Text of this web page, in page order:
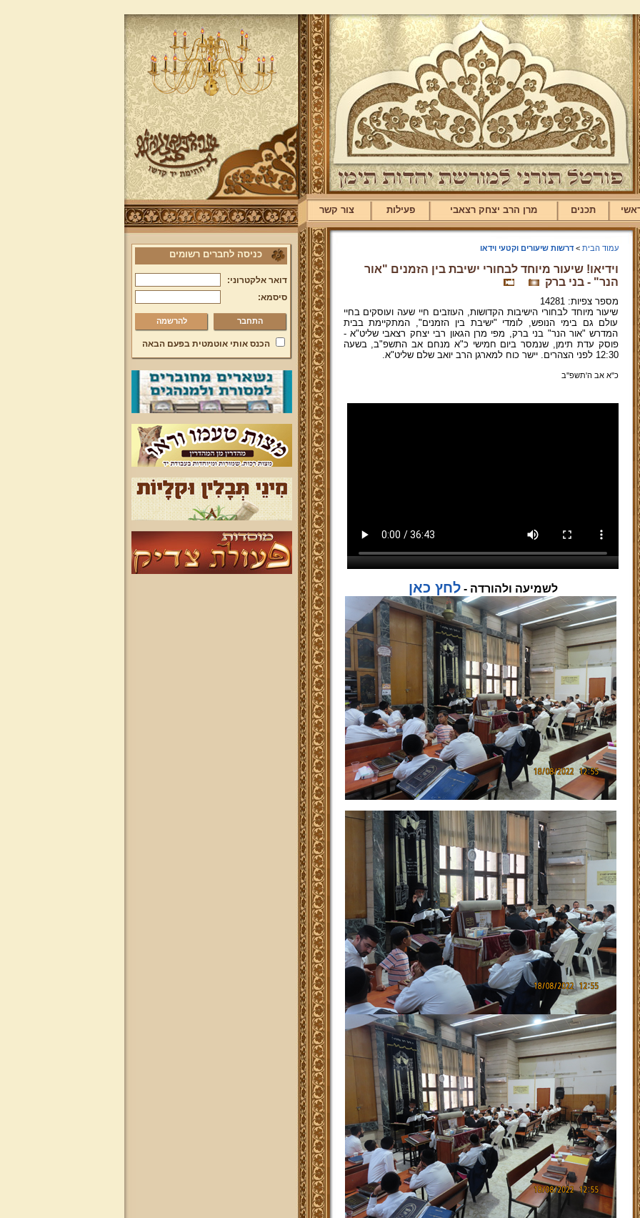
תכנים מרן הרב יצחק רצאבי פעילות צור קשר
עמוד הבית >דרשות שיעורים וקטעי וידאו
וידיאו! שיעור מיוחד לבחורי ישיבת בין הזמנים "אור
הנר" - בני ברק
מספר צפיות: 14281
שיעור מיוחד לבחורי הישיבות הקדושות, העוזבים חיי שעה ועוסקים בחיי
עולם גם בימי הנופש, לומדי "ישיבת בין הזמנים", המתקיימת בבית
המדרש "אור הנר" בני ברק, מפי מרן הגאון רבי יצחק רצאבי שליט"א -
פוסק עדת תימן, שנמסר ביום חמישי כ"א מנחם אב התשפ"ב, בשעה
12:30 לפני הצהרים. יישר כוח למארגן הרב יואב שלם שליט"א.
כ"א אב ה'תשפ''ב
לשמיעה ולהורדה -לחץ כאן
כניסה לחברים רשומים
דואר אלקטרוני:
סיסמא:
להרשמה
הכנס אותי אוטמטית בפעם הבאה